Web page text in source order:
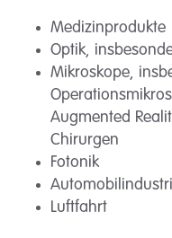
Medizinprodukte
Optik,
Mikroskope,
Augmented
Chirurgen
Fotonik
Luftfahrt